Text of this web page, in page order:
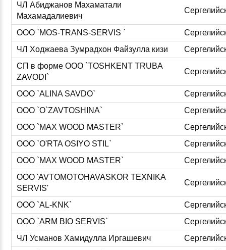
ЧЛ Абиджанов Махаматали
Махамадалиевич
ООО `MOS-TRANS-SERVIS `
ЧЛ Ходжаева Зумрадхон Файзулла кизи
СП в форме ООО `TOSHKENT TRUBA
ZAVODI`
ООО `ALINA SAVDO`
ООО `O`ZAVTOSHINA`
ООО `MAX WOOD MASTER`
ООО `O'RTA OSIYO STIL`
ООО `MAX WOOD MASTER`
ООО 'AVTOMOTOHAVASKOR TEXNIKA
SERVIS'
ООО `AL-KNK`
ООО `ARM BIO SERVIS`
ЧЛ Усманов Хамидулла Иргашевич